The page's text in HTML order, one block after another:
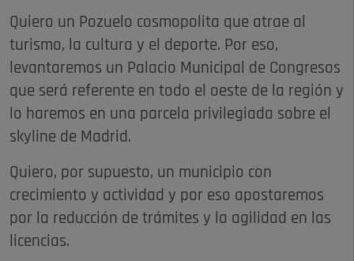
Quiero un Pozuelo cosmopolita que atrae al
turismo, la cultura y el deporte. Por eso,
levantaremos un Palacio Municipal de Congresos
que será referente en todo el oeste de la región y
lo haremos en una parcela privilegiada sobre el
skyline de Madrid.
Quiero, por supuesto, un municipio con
crecimiento y actividad y por eso apostaremos
por la reducción de trámites y la agilidad en las
licencias.